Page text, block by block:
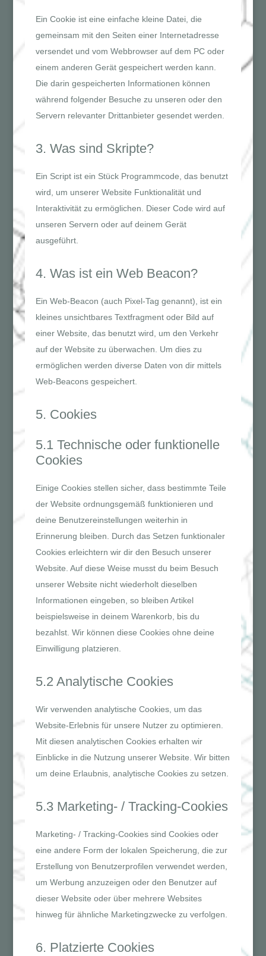
Ein Cookie ist eine einfache kleine Datei, die
gemeinsam mit den Seiten einer Internetadresse
versendet und vom Webbrowser auf dem PC oder
einem anderen Gerät gespeichert werden kann.
Die darin gespeicherten Informationen können
während folgender Besuche zu unseren oder den
Servern relevanter Drittanbieter gesendet werden.
3. Was sind Skripte?
Ein Script ist ein Stück Programmcode, das benutzt
wird, um unserer Website Funktionalität und
Interaktivität zu ermöglichen. Dieser Code wird auf
unseren Servern oder auf deinem Gerät
ausgeführt.
4. Was ist ein Web Beacon?
Ein Web-Beacon (auch Pixel-Tag genannt), ist ein
kleines unsichtbares Textfragment oder Bild auf
einer Website, das benutzt wird, um den Verkehr
auf der Website zu überwachen. Um dies zu
ermöglichen werden diverse Daten von dir mittels
Web-Beacons gespeichert.
5. Cookies
5.1 Technische oder funktionelle
Cookies
Einige Cookies stellen sicher, dass bestimmte Teile
der Website ordnungsgemäß funktionieren und
deine Benutzereinstellungen weiterhin in
Erinnerung bleiben. Durch das Setzen funktionaler
Cookies erleichtern wir dir den Besuch unserer
Website. Auf diese Weise musst du beim Besuch
unserer Website nicht wiederholt dieselben
Informationen eingeben, so bleiben Artikel
beispielsweise in deinem Warenkorb, bis du
bezahlst. Wir können diese Cookies ohne deine
Einwilligung platzieren.
5.2 Analytische Cookies
Wir verwenden analytische Cookies, um das
Website-Erlebnis für unsere Nutzer zu optimieren.
Mit diesen analytischen Cookies erhalten wir
Einblicke in die Nutzung unserer Website. Wir bitten
um deine Erlaubnis, analytische Cookies zu setzen.
5.3 Marketing- / Tracking-Cookies
Marketing- / Tracking-Cookies sind Cookies oder
eine andere Form der lokalen Speicherung, die zur
Erstellung von Benutzerprofilen verwendet werden,
um Werbung anzuzeigen oder den Benutzer auf
dieser Website oder über mehrere Websites
hinweg für ähnliche Marketingzwecke zu verfolgen.
6. Platzierte Cookies